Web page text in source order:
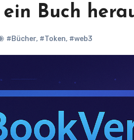
Buch
#Bücher, #Token, #web3